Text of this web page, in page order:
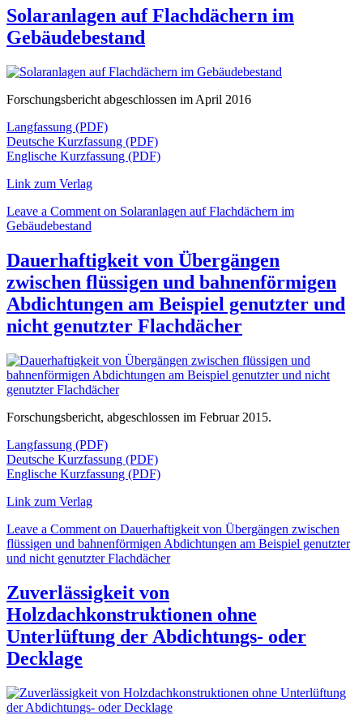
Solaranlagen auf Flachdächern im
Gebäudebestand
Forschungsbericht abgeschlossen im April 2016
Langfassung (PDF)
Deutsche Kurzfassung (PDF)
Englische Kurzfassung (PDF)
Link zum Verlag
Leave a Comment on Solaranlagen auf Flachdächern im
Gebäudebestand
Dauerhaftigkeit von Übergängen
zwischen flüssigen und bahnenförmigen
Abdichtungen am Beispiel genutzter und
nicht genutzter Flachdächer
Forschungsbericht, abgeschlossen im Februar 2015.
Langfassung (PDF)
Deutsche Kurzfassung (PDF)
Englische Kurzfassung (PDF)
Link zum Verlag
Leave a Comment on Dauerhaftigkeit von Übergängen zwischen
flüssigen und bahnenförmigen Abdichtungen am Beispiel genutzter
und nicht genutzter Flachdächer
Zuverlässigkeit von
Holzdachkonstruktionen ohne
Unterlüftung der Abdichtungs- oder
Decklage